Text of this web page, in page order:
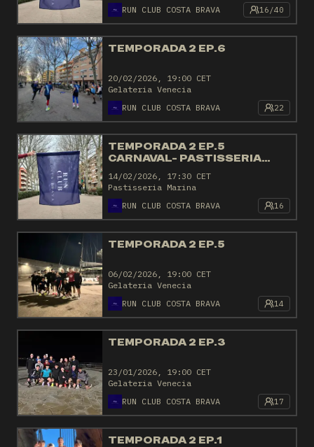
RUN CLUB COSTA BRAVA
16/40
TEMPORADA 2 EP.6
20/02/2026, 19:00 CET
Gelateria Venecia
RUN CLUB COSTA BRAVA
22
TEMPORADA 2 EP.5
CARNAVAL- PASTISSERIA
14/02/2026, 17:30 CET
Pastisseria Marina
RUN CLUB COSTA BRAVA
16
TEMPORADA 2 EP.5
06/02/2026, 19:00 CET
Gelateria Venecia
RUN CLUB COSTA BRAVA
14
TEMPORADA 2 EP.3
23/01/2026, 19:00 CET
Gelateria Venecia
RUN CLUB COSTA BRAVA
17
TEMPORADA 2 EP.1